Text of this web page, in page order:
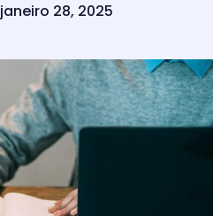
janeiro 28, 2025